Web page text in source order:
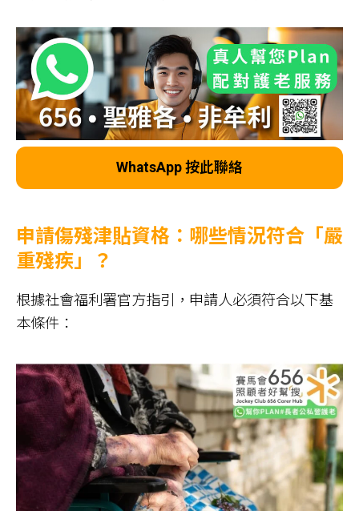
WhatsApp 按此聯絡
申請傷殘津貼資格：哪些情況符合「嚴
重殘疾」？
根據社會福利署官方指引，申請人必須符合以下基
本條件：